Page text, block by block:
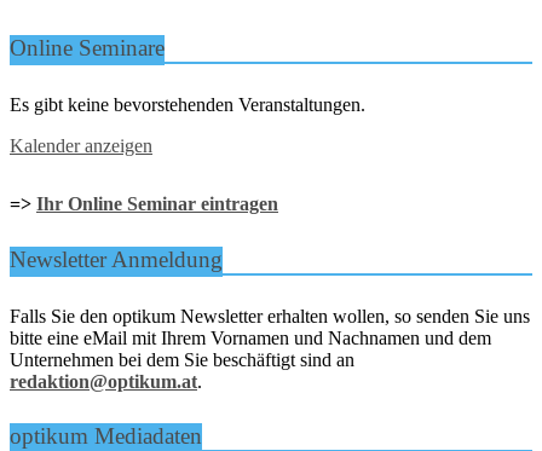
Online Seminare
Es gibt keine bevorstehenden Veranstaltungen.
Kalender anzeigen
=> Ihr Online Seminar eintragen
Newsletter Anmeldung
Falls Sie den optikum Newsletter erhalten wollen, so senden Sie uns
bitte eine eMail mit Ihrem Vornamen und Nachnamen und dem
Unternehmen bei dem Sie beschäftigt sind an
redaktion@optikum.at.
optikum Mediadaten